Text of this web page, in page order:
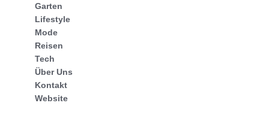
Garten
Lifestyle
Mode
Reisen
Tech
Über Uns
Kontakt
Website